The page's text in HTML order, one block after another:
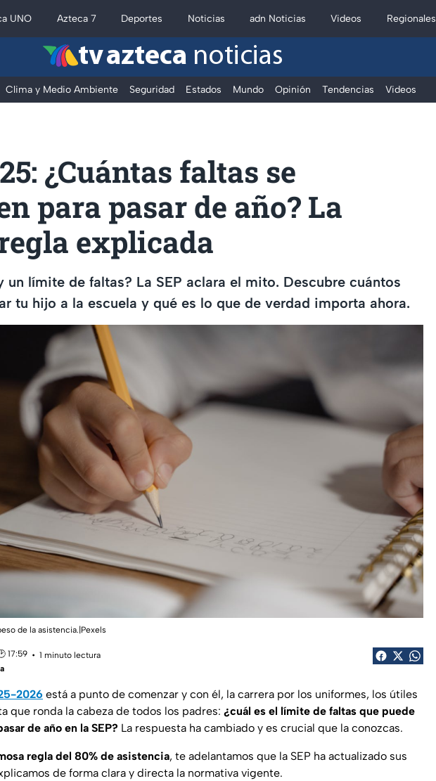
UNO Azteca 7 Deportes Noticias adn Noticias Videos Regionales
tv azteca noticias
Clima y Medio Ambiente Seguridad Estados Mundo Opinión Tendencias Videos
¿Cuántas faltas se
para pasar de año? La
explicada
un límite de faltas? La SEP aclara el mito. Descubre cuántos
tu hijo a la escuela y qué es lo que de verdad importa ahora.
de la asistencia.|Pexels
17:59
1 minuto lectura
2026 está a punto de comenzar y con él, la carrera por los uniformes, los útiles
que ronda la cabeza de todos los padres: ¿cuál es el límite de faltas que puede
de año en la SEP? La respuesta ha cambiado y es crucial que la conozcas.
regla del 80% de asistencia, te adelantamos que la SEP ha actualizado sus
de forma clara y directa la normativa vigente.